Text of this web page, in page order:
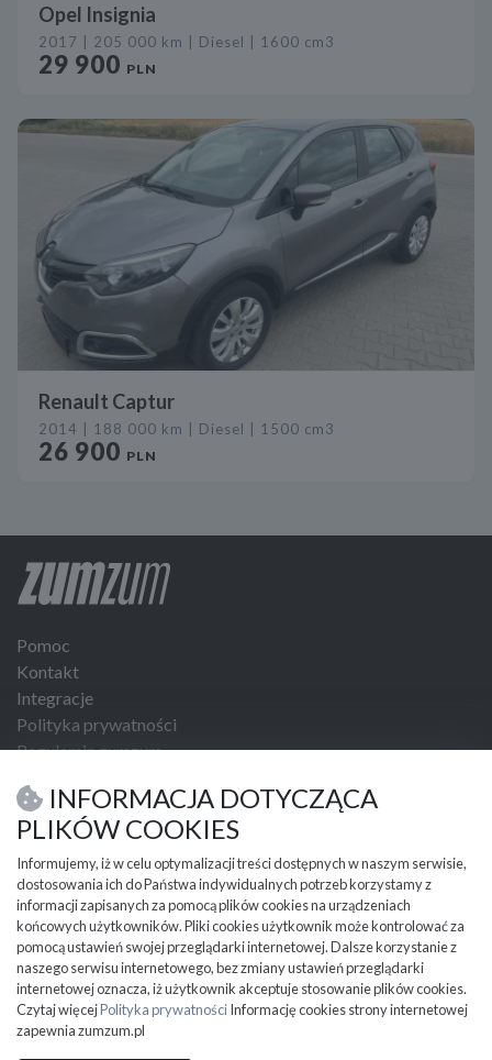
Opel Insignia
2017 | 205 000 km | Diesel | 1600 cm3
29 900 PLN
Renault Captur
2014 | 188 000 km | Diesel | 1500 cm3
26 900 PLN
Pomoc
Kontakt
Integracje
Polityka prywatności
Regulamin zumzum
USŁUGI I NARZĘDZIA
PRZYDATNE INFORMACJE
Partnerzy
Cennik
Mapa kategorii
Mapa miejscowości
Ważne informacje
INFORMACJA DOTYCZĄCA
PLIKÓW COOKIES
Informujemy, iż w celu optymalizacji treści dostępnych w naszym serwisie,
dostosowania ich do Państwa indywidualnych potrzeb korzystamy z
informacji zapisanych za pomocą plików cookies na urządzeniach
końcowych użytkowników. Pliki cookies użytkownik może kontrolować za
pomocą ustawień swojej przeglądarki internetowej. Dalsze korzystanie z
naszego serwisu internetowego, bez zmiany ustawień przeglądarki
internetowej oznacza, iż użytkownik akceptuje stosowanie plików cookies.
Czytaj więcejPolityka prywatnościInformację cookies strony internetowej
zapewnia zumzum.pl